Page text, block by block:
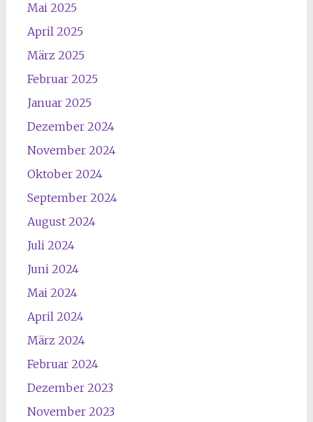
Mai 2025
April 2025
März 2025
Februar 2025
Januar 2025
Dezember 2024
November 2024
Oktober 2024
September 2024
August 2024
Juli 2024
Juni 2024
Mai 2024
April 2024
März 2024
Februar 2024
Dezember 2023
November 2023